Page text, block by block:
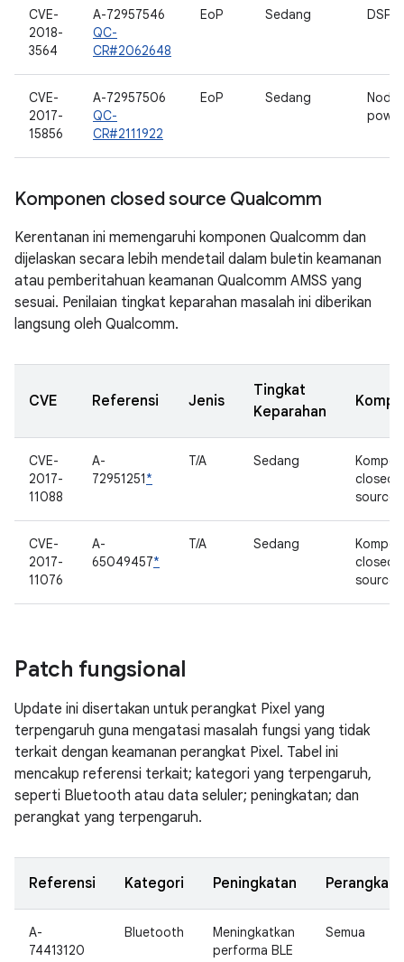
CVE-
2018-
3564
A-72957546
QC-
CR#2062648
EoP Sedang
CVE-
2017-
15856
A-72957506
QC-
CR#2111922
EoP Sedang
Node
Komponen closed source Qualcomm
Kerentanan ini memengaruhi komponen Qualcomm dan
dijelaskan secara lebih mendetail dalam buletin keamanan
atau pemberitahuan keamanan Qualcomm AMSS yang
sesuai. Penilaian tingkat keparahan masalah ini diberikan
langsung oleh Qualcomm.
CVE Referensi Jenis
Tingkat
Keparahan
CVE-
2017-
11088
A-
72951251*
T/A Sedang
closed
source
CVE-
2017-
11076
A-
65049457*
T/A Sedang
closed
source
Patch fungsional
Update ini disertakan untuk perangkat Pixel yang
terpengaruh guna mengatasi masalah fungsi yang tidak
terkait dengan keamanan perangkat Pixel. Tabel ini
mencakup referensi terkait; kategori yang terpengaruh,
seperti Bluetooth atau data seluler; peningkatan; dan
perangkat yang terpengaruh.
Referensi Kategori Peningkatan Perangkat
A-
74413120
Bluetooth
Meningkatkan
performa BLE
Semua